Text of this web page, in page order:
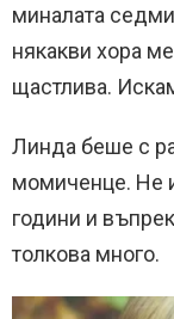
миналата
някакви хора
щастлива.
Линда беше с
момиченце. Не
години и
толкова много.